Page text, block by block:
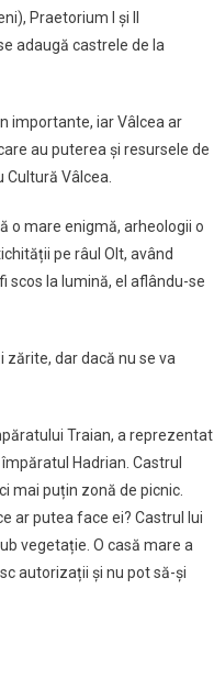
Praetorium I și II
adaugă castrele de la
importante, iar Vâlcea ar
au puterea și resursele de
Vâlcea.
o mare enigmă, arheologii o
pe râul Olt, având
scos la lumină, el aflându-se
dar dacă nu se va
Traian, a reprezentat
Hadrian. Castrul
mai puțin zonă de picnic.
ar putea face ei? Castrul lui
vegetație. O casă mare a
autorizații și nu pot să-și